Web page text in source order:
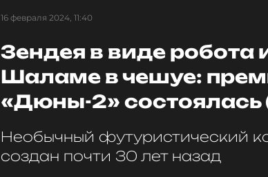
16 февраля 2024, 11:40
Зендея в виде робота
Шаламе в чешуе:
«Дюны-2»
Необычный футуристический
создан почти 30 лет назад